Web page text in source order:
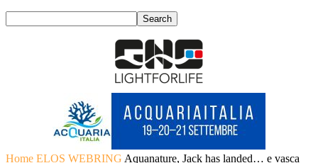
Home ELOS WEBRING Aquanature, Jack has landed… e vasca